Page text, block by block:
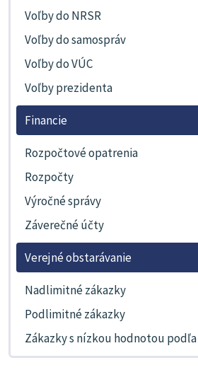
Voľby do NRSR
Voľby do samospráv
Voľby do VÚC
Voľby prezidenta
Financie
Rozpočtové opatrenia
Rozpočty
Výročné správy
Záverečné účty
Verejné obstarávanie
Nadlimitné zákazky
Podlimitné zákazky
Zákazky s nízkou hodnotou podľa